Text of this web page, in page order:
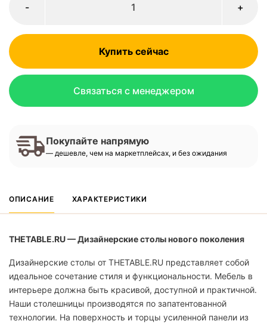
+
-
Купить сейчас
Связаться с менеджером
Покупайте напрямую
— дешевле, чем на маркетплейсах, и без ожидания
ОПИСАНИЕ ХАРАКТЕРИСТИКИ
THETABLE.RU — Дизайнерские столы нового поколения
Дизайнерские столы от THETABLE.RU представляет собой
идеальное сочетание стиля и функциональности. Мебель в
интерьере должна быть красивой, доступной и практичной.
Наши столешницы производятся по запатентованной
технологии. На поверхность и торцы усиленной панели из